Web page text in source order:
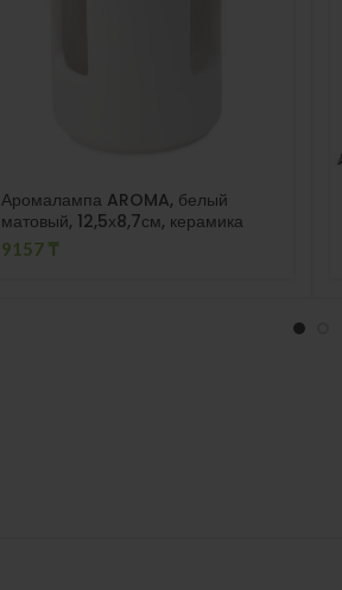
Аромалампа AROMA, белый
матовый, 12,5х8,7см, керамика
9157 ₸